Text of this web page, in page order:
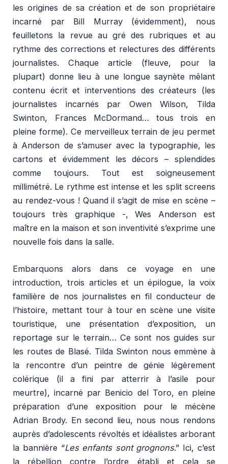
les origines de sa création et de son propriétaire
incarné par Bill Murray (évidemment), nous
feuilletons la revue au gré des rubriques et au
rythme des corrections et relectures des différents
journalistes. Chaque article (fleuve, pour la
plupart) donne lieu à une longue saynète mêlant
contenu écrit et interventions des créateurs (les
journalistes incarnés par Owen Wilson, Tilda
Swinton, Frances McDormand… tous trois en
pleine forme). Ce merveilleux terrain de jeu permet
à Anderson de s’amuser avec la typographie, les
cartons et évidemment les décors – splendides
comme toujours. Tout est soigneusement
millimétré. Le rythme est intense et les split screens
au rendez-vous ! Quand il s’agit de mise en scène –
toujours très graphique -, Wes Anderson est
maître en la maison et son inventivité s’exprime une
nouvelle fois dans la salle.
Embarquons alors dans ce voyage en une
introduction, trois articles et un épilogue, la voix
familière de nos journalistes en fil conducteur de
l’histoire, mettant tour à tour en scène une visite
touristique, une présentation d’exposition, un
reportage sur le terrain… Ce sont nos guides sur
les routes de Blasé. Tilda Swinton nous emmène à
la rencontre d’un peintre de génie légèrement
colérique (il a fini par atterrir à l’asile pour
meurtre), incarné par Benicio del Toro, en pleine
préparation d’une exposition pour le mécène
Adrian Brody. En second lieu, nous nous rendons
auprès d’adolescents révoltés et idéalistes arborant
la bannière “Les enfants sont grognons.” Ici, c’est
la rébellion contre l’ordre établi et cela se